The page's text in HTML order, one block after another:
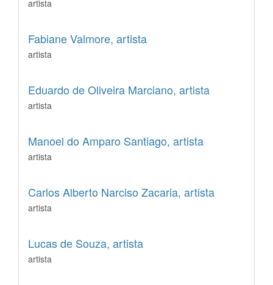
artista
Fabiane Valmore, artista
artista
Eduardo de Oliveira Marciano, artista
artista
Manoel do Amparo Santiago, artista
artista
Carlos Alberto Narciso Zacaria, artista
artista
Lucas de Souza, artista
artista